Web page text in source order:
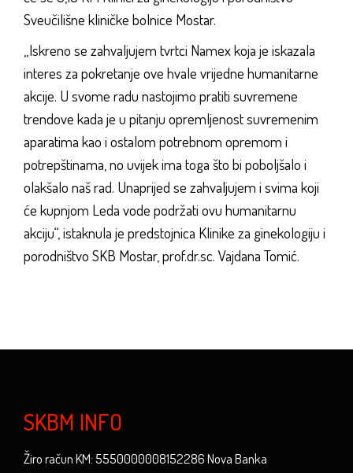
Sveučilišne kliničke bolnice Mostar.
„Iskreno se zahvaljujem tvrtci Namex koja je iskazala
interes za pokretanje ove hvale vrijedne humanitarne
akcije. U svome radu nastojimo pratiti suvremene
trendove kada je u pitanju opremljenost suvremenim
aparatima kao i ostalom potrebnom opremom i
potrepštinama, no uvijek ima toga što bi poboljšalo i
olakšalo naš rad. Unaprijed se zahvaljujem i svima koji
će kupnjom Leda vode podržati ovu humanitarnu
akciju“, istaknula je predstojnica Klinike za ginekologiju i
porodništvo SKB Mostar, prof.dr.sc. Vajdana Tomić.
SKBM INFO
Žiro račun KM: 5550000008152286 Nova Banka